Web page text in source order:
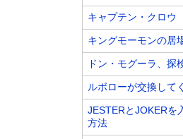
キャプテン・クロウ
キングモーモンの居
ドン・モグーラ、探
ルボローが交換して
JESTERとJOKERを
方法